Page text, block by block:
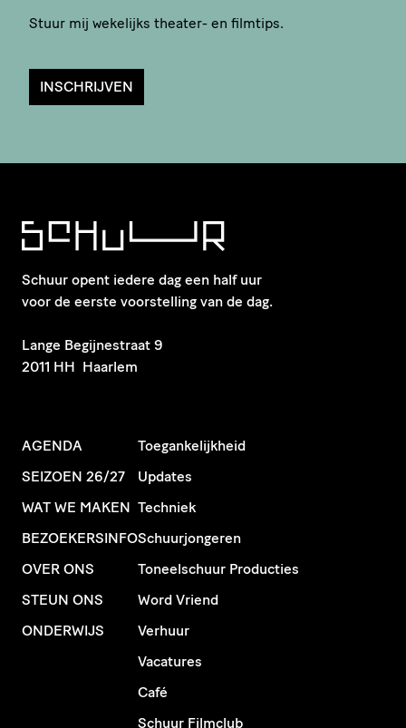
Stuur mij wekelijks theater- en filmtips.
INSCHRIJVEN
Schuur opent iedere dag een half uur
voor de eerste voorstelling van de dag.
​Lange Begijnestraat 9
2011 HH Haarlem
AGENDA
SEIZOEN 26/27
WAT WE MAKEN
BEZOEKERSINFO
OVER ONS
STEUN ONS
ONDERWIJS
Toegankelijkheid
Updates
Techniek
Schuurjongeren
Toneelschuur Producties
Word Vriend
Verhuur
Vacatures
Café
Schuur Filmclub